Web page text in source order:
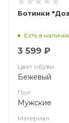
Ботинки
Есть в
3 599 ₽
Цвет обуви
Бежевый
Пол
Мужские
Материал